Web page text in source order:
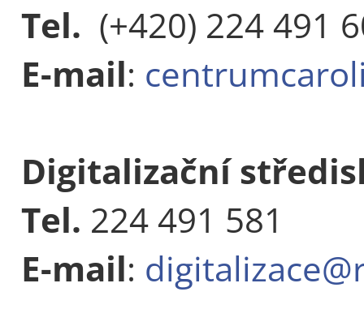
Tel. (+420) 224 491
E-mail:
Digitalizační
Tel. 224 491 581
E-mail: